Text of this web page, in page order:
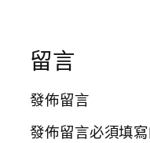
留言
發佈留言
發佈留言必須填